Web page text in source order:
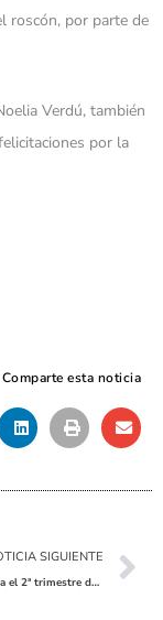
roscón, por parte de
Verdú, también
por la
Comparte esta noticia
SIGUIENTE
Hoy se inicia el 2ª trimestre de la escuela de atletismo